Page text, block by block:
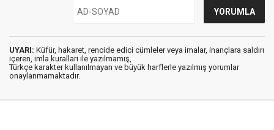
UYARI: Küfür, hakaret, rencide edici cümleler veya imalar, inançlara saldırı
içeren, imla kuralları ile yazılmamış,
Türkçe karakter kullanılmayan ve büyük harflerle yazılmış yorumlar
onaylanmamaktadır.